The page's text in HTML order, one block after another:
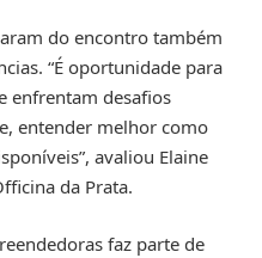
do encontro também
“É oportunidade para
enfrentam desafios
entender melhor como
avaliou Elaine
da Prata.
faz parte de